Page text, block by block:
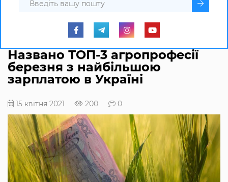
Названо ТОП-3 агропрофесії
березня з найбільшою
зарплатою в Україні
15 квітня 2021 200 0